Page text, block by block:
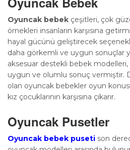
Oyuncak bebek çeşitleri, çok
örnekleri insanların karşısına
hayal gücünü geliştirecek
daha görkemli ve uygun sonuçlar
aksesuar destekli bebek
uygun ve olumlu sonuç vermiştir.
olan oyuncak bebekler oyun
kız çocuklarının karşısına çıkarır.
Oyuncak Pusetler
Oyuncak bebek puseti son